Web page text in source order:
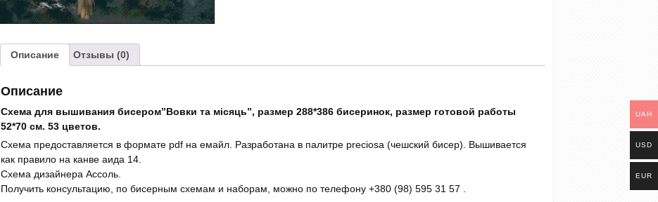
Описание Отзывы (0)
Описание
Схема для вышивания бисером”Вовки та місяць”, размер 288*386 бисеринок, размер готовой работы
52*70 см. 53 цветов.
Схема предоставляется в формате pdf на емайл. Разработана в палитре preсiosa (чешский бисер). Вышивается
как правило на канве аида 14.
Схема дизайнера Ассоль.
Получить консультацию, по бисерным схемам и наборам, можно по телефону +380 (98) 595 31 57 .
UAH
USD
EUR